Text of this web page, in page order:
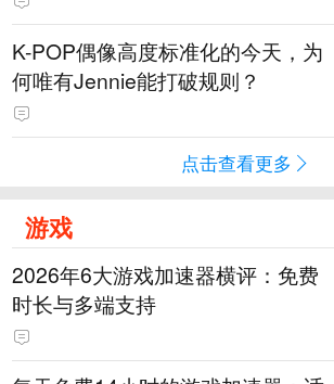
K-POP偶像高度标准化的今天，为
何唯有Jennie能打破规则？
点击查看更多
游戏
2026年6大游戏加速器横评：免费
时长与多端支持